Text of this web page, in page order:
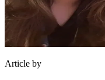
Article by